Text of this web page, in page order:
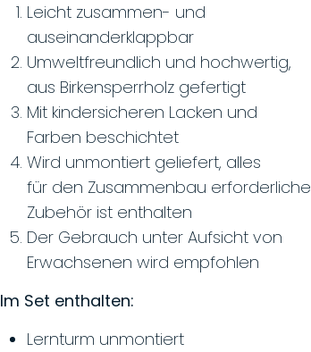
Leicht zusammen- und
auseinanderklappbar
Umweltfreundlich und hochwertig,
aus Birkensperrholz gefertigt
Mit kindersicheren Lacken und
Farben beschichtet
Wird unmontiert geliefert, alles
für den Zusammenbau erforderliche
Zubehör ist enthalten
Der Gebrauch unter Aufsicht von
Erwachsenen wird empfohlen
Im Set enthalten:
Lernturm unmontiert